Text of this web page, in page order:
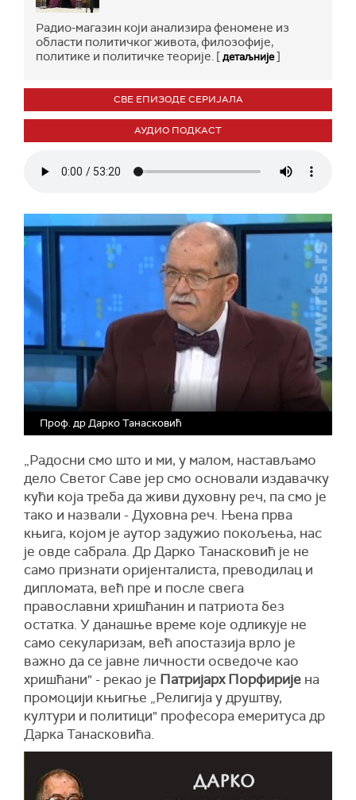
Радио-магазин који анализира феномене из
области политичког живота, филозофије,
политике и политичке теорије. [детаљније]
СВЕ ЕПИЗОДЕ СЕРИЈАЛА
АУДИО ПОДКАСТ
Проф. др Дарко Танасковић
„Радосни смо што и ми, у малом, настављамо
дело Светог Саве јер смо основали издавачку
кући која треба да живи духовну реч, па смо је
тако и назвали - Духовна реч. Њена прва
књига, којом је аутор задужио покољења, нас
је овде сабрала. Др Дарко Танасковић је не
само признати оријенталиста, преводилац и
дипломата, већ пре и после свега
православни хришћанин и патриота без
остатка. У данашње време које одликује не
само секуларизам, већ апостазија врло је
важно да се јавне личности осведоче као
хришћани" - рекао је Патријарх Порфирије на
промоцији књигње „Религија у друштву,
култури и политици" професора емеритуса др
Дарка Танасковића.